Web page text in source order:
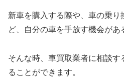
新車を購入する際や、車の乗り
ど、自分の車を手放す機会があ
そんな時、車買取業者に相談
ることができます。